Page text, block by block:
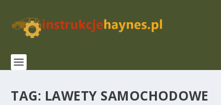
TAG: LAWETY SAMOCHODOWE